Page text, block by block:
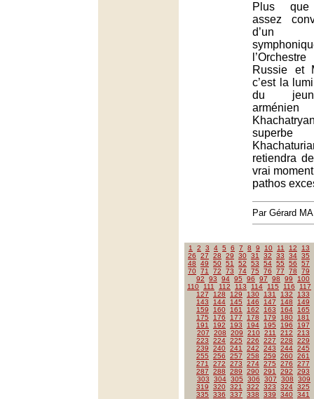
Plus que
assez
d’un
Russie et
c’est la
du
superbe
retiendra
vrai
pathos
Par Gérard
1 2 3 4 5 6 7 8 9 10 11 12
13
26
27 28 29 30 31 32 33 34 35
48
49 50 51 52 53 54 55 56
57
70 71 72 73 74 75 76 77 78
79
92
93 94 95 96 97 98 99
100
110
111 112 113 114 115 116
117
127
128 129 130 131 132
133
143
144 145 146 147 148
149
159
160 161 162 163 164
165
175
176 177 178 179 180
181
191
192 193 194 195 196
197
207
208 209 210 211 212
213
223
224 225 226 227 228
229
239
240 241 242 243 244 245
255
256 257 258 259 260 261
271
272 273 274 275 276
277
287
288 289 290 291 292
293
303
304 305 306 307 308
309
319
320 321 322 323 324 325
335
336 337 338 339 340 341